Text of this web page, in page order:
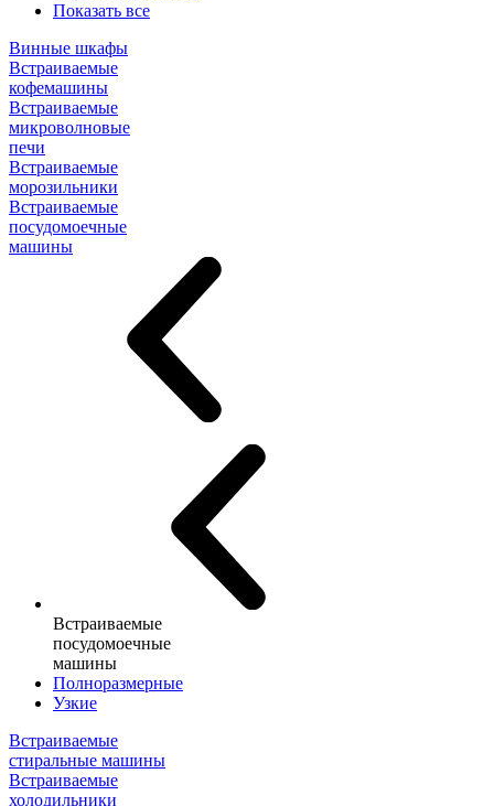
Показать все
Винные шкафы
Встраиваемые
кофемашины
Встраиваемые
микроволновые
печи
Встраиваемые
морозильники
Встраиваемые
посудомоечные
машины
Встраиваемые
посудомоечные
машины
Полноразмерные
Узкие
Встраиваемые
стиральные машины
Встраиваемые
холодильники